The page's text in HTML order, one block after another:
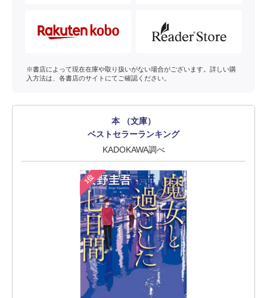
※書店によって現在在庫や取り扱いがない場合がございます。詳しい購
入方法は、各書店のサイトにてご確認ください。
本 （文庫）
ベストセラーランキング
KADOKAWA調べ
1位